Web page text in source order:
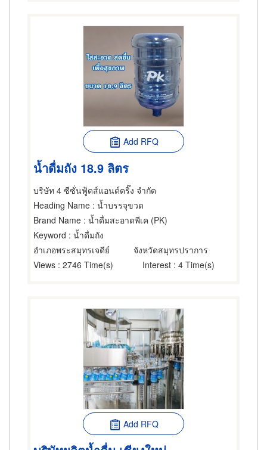
Add RFQ
น้ำดื่มถัง 18.9 ลิตร
บริษัท 4 ซีซั่นฟู้ดส์แอนด์ดริ๊ง จำกัด
Heading Name : น้ำบรรจุขวด
Brand Name : น้ำดื่มสะอาดพีเค (PK)
Keyword : น้ำดื่มถัง
อำเภอพระสมุทรเจดีย์
จังหวัดสมุทรปราการ
Views : 2746 Time(s) Interest : 4 Time(s)
Add RFQ